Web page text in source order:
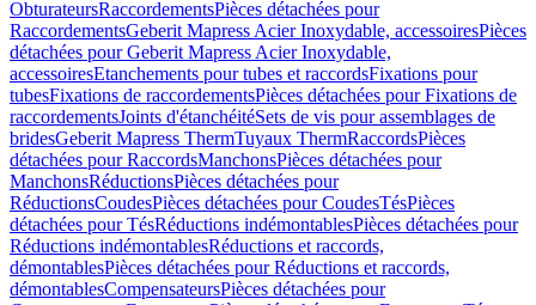
ObturateursRaccordementsPièces détachées pour
RaccordementsGeberit Mapress Acier Inoxydable, accessoiresPièces
détachées pour Geberit Mapress Acier Inoxydable,
accessoiresEtanchements pour tubes et raccordsFixations pour
tubesFixations de raccordementsPièces détachées pour Fixations de
raccordementsJoints d'étanchéitéSets de vis pour assemblages de
bridesGeberit Mapress ThermTuyaux ThermRaccordsPièces
détachées pour RaccordsManchonsPièces détachées pour
ManchonsRéductionsPièces détachées pour
RéductionsCoudesPièces détachées pour CoudesTésPièces
détachées pour TésRéductions indémontablesPièces détachées pour
Réductions indémontablesRéductions et raccords,
démontablesPièces détachées pour Réductions et raccords,
démontablesCompensateursPièces détachées pour